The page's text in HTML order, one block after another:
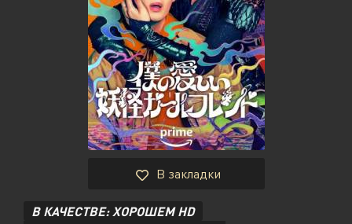
В закладки
В КАЧЕСТВЕ: ХОРОШЕМ HD